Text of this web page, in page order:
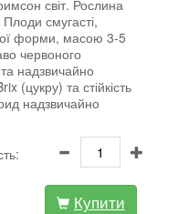
світ. Рослина
смугасті,
форми, масою 3-5
червоного
надзвичайно
(цукру) та стійкість
надзвичайно
Купити